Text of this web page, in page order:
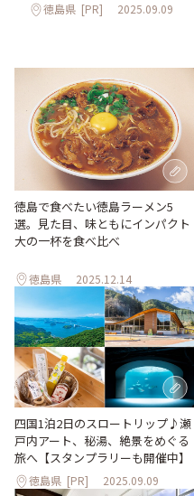
徳島県 [PR] 2025.09.09
徳島で食べたい徳島ラーメン5
選。見た目、味ともにインパクト
大の一杯を食べ比べ
徳島県 2025.12.14
四国1泊2日のスロートリップ♪瀬
戸内アート、秘湯、絶景をめぐる
旅へ【スタンプラリーも開催中】
徳島県 [PR] 2025.09.09